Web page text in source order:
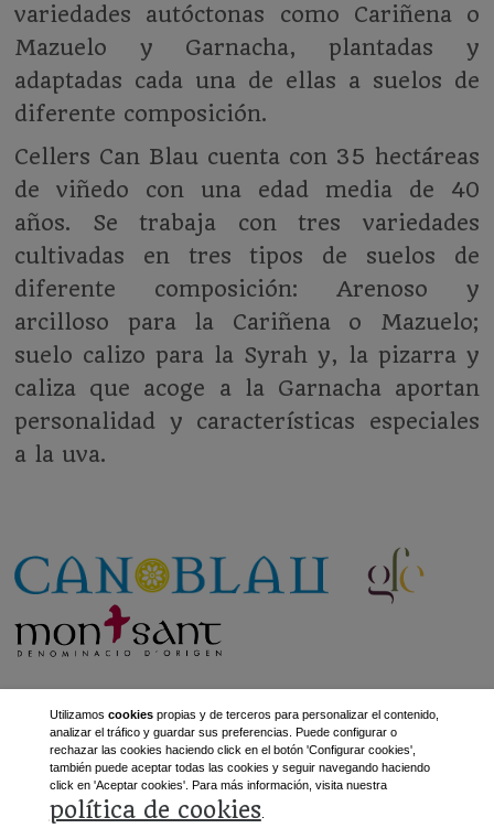
variedades autóctonas como Cariñena o
Mazuelo y Garnacha, plantadas y
adaptadas cada una de ellas a suelos de
diferente composición.
Cellers Can Blau cuenta con 35 hectáreas
de viñedo con una edad media de 40
años. Se trabaja con tres variedades
cultivadas en tres tipos de suelos de
diferente composición: Arenoso y
arcilloso para la Cariñena o Mazuelo;
suelo calizo para la Syrah y, la pizarra y
caliza que acoge a la Garnacha aportan
personalidad y características especiales
a la uva.
«Anterior Siguiente
Utilizamos cookiespropias y de terceros para personalizar el contenido,
analizar el tráfico y guardar sus preferencias. Puede configurar o
rechazar las cookies haciendo click en el botón 'Configurar cookies',
también puede aceptar todas las cookies y seguir navegando haciendo
click en 'Aceptar cookies'. Para más información, visita nuestra
política de cookies